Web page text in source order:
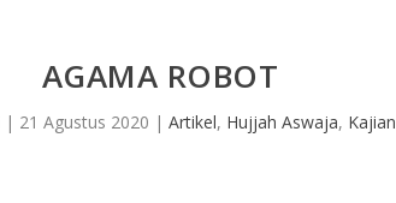
AGAMA ROBOT
| 21 Agustus 2020 | Artikel, Hujjah Aswaja, Kajian